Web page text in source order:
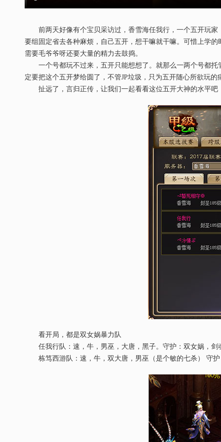
前两天好像有个宝贝采访过，香雪海任我行，一个五开玩家
要组固定省去各种麻烦，自己五开，想干嘛就干嘛。可惜上学
需要毛爷爷呀还要大量的精力去鼓捣。
一个号都玩不过来，五开只能想想了。就那么一两个号都托
定要把这个五开梦给圆了，不管JP垃圾，只为五开随心所欲玩的
扯远了，言归正传，让我们一起看看这位五开大神的水平吧
看开局，都是双女娲暴力队
任我行队：速，牛，男巫，大唐，黑子。守护：双女娲，剑
栋笃西游队：速，牛，双大唐，男巫（是个敏的七杀） 守护